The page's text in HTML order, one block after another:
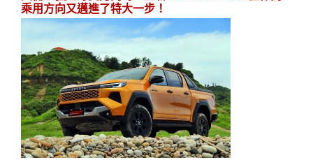
乘用方向又邁進了特大一步！